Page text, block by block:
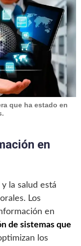
que ha estado en
en
la salud está
Los
en
de sistemas que
los